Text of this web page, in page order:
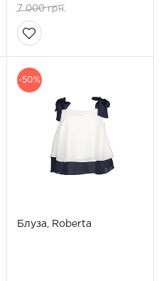
7 000 грн.
-50%
Блуза, Roberta